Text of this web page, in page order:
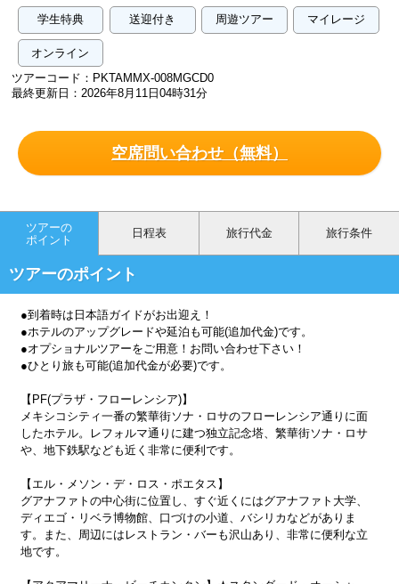
学生特典 送迎付き 周遊ツアー マイレージ
オンライン
ツアーコード：PKTAMMX-008MGCD0
最終更新日：2026年8月11日04時31分
空席問い合わせ（無料）
ツアーの
ポイント
日程表 旅行代金 旅行条件
ツアーのポイント
●到着時は日本語ガイドがお出迎え！
●ホテルのアップグレードや延泊も可能(追加代金)です。
●オプショナルツアーをご用意！お問い合わせ下さい！
●ひとり旅も可能(追加代金が必要)です。
【PF(プラザ・フローレンシア)】
メキシコシティ一番の繁華街ソナ・ロサのフローレンシア通りに面
したホテル。レフォルマ通りに建つ独立記念塔、繁華街ソナ・ロサ
や、地下鉄駅なども近く非常に便利です。
【エル・メソン・デ・ロス・ポエタス】
グアナファトの中心街に位置し、すぐ近くにはグアナファト大学、
ディエゴ・リベラ博物館、口づけの小道、バシリカなどがありま
す。また、周辺にはレストラン・バーも沢山あり、非常に便利な立
地です。